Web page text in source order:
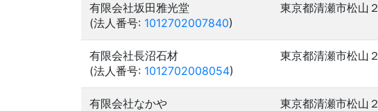
有限会社坂田雅光堂
(法人番号: 1012702007840)
東京都清瀬市松山
有限会社長沼石材
(法人番号: 1012702008054)
東京都清瀬市松山
有限会社なかや
東京都清瀬市松山